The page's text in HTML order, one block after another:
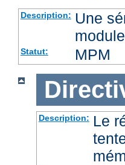
Description: Une
Statut: MPM
Description: Le